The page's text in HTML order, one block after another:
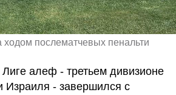
ходом послематчевых пенальти
алеф - третьем дивизионе
Израиля - завершился с